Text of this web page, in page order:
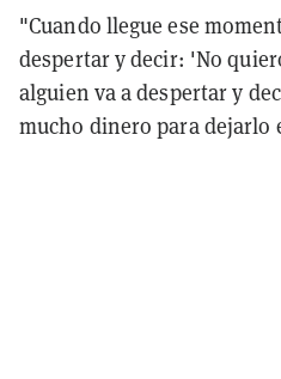
"Cuando llegue ese
despertar y decir: 'No
alguien va a despertar y
mucho dinero para dejarlo